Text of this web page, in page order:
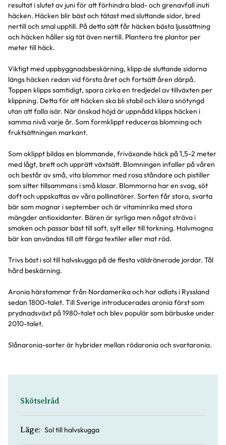
resultat i slutet av juni för att förhindra blad- och grenavfall inuti
häcken. Häcken blir bäst och tätast med sluttande sidor, bred
nertill och smal upptill. På detta sätt får häcken bästa ljussättning
och häcken håller sig tät även nertill. Plantera tre plantor per
meter till häck.
Viktigt med uppbyggnadsbeskärning, klipp de sluttande sidorna
längs häcken redan vid första året och fortsätt åren därpå.
Toppen klipps samtidigt, spara cirka en tredjedel av tillväxten per
klippning. Detta för att häcken ska bli stabil och klara snötyngd
utan att falla isär. När önskad höjd är uppnådd klipps häcken i
samma nivå varje år. Som formklippt reduceras blomning och
fruktsättningen markant.
Som oklippt bildas en blommande, friväxande häck på 1,5-2 meter
med lågt, brett och upprätt växtsätt. Blomningen infaller på våren
och består av små, vita blommor med rosa ståndare och pistiller
som sitter tillsammans i små klasar. Blommorna har en svag, söt
doft och uppskattas av våra pollinatörer. Sorten får stora, svarta
bär som mognar i september och är vitaminrika med stora
mängder antioxidanter. Bären är syrliga men något sträva i
smaken och passar bäst till saft, sylt eller till torkning. Halvmogna
bär kan användas till att färga textiler eller mat röd.
Trivs bäst i sol till halvskugga på de flesta väldränerade jordar. Tål
hård beskärning.
Aronia härstammar från Nordamerika och har odlats i Ryssland
sedan 1800-talet. Till Sverige introducerades aronia först som
prydnadsväxt på 1980-talet och blev populär som bärbuske under
2010-talet.
Slånaronia-sorter är hybrider mellan rödaronia och svartaronia.
Skötselråd
Läge: Sol till halvskugga